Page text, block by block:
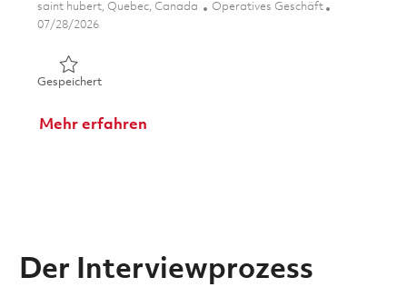
Ort
saint hubert, Quebec, Canada Kategorie
Operatives Geschäft
Posted Date
07/28/2026
GespeichertGespeichert Machiniste, centre de révision 01846980
Mehr erfahren
Der Interviewprozess